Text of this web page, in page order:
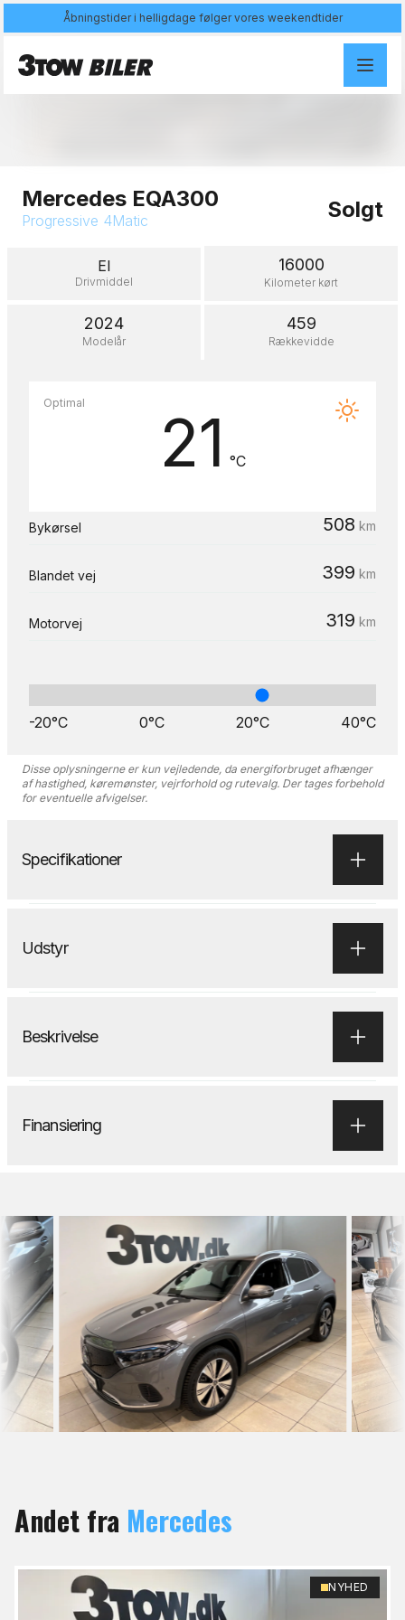
Åbningstider i helligdage følger vores weekendtider
Åben galleri
Mercedes EQA300
Progressive 4Matic Solgt
El
Drivmiddel
16000
Kilometer kørt
2024
Modelår
459
Rækkevidde
Optimal
21 °C
Bykørsel 508 km
Blandet vej 399 km
Motorvej 319 km
-20°C 0°C 20°C 40°C
Disse oplysningerne er kun vejledende, da energiforbruget afhænger
af hastighed, køremønster, vejrforhold og rutevalg. Der tages forbehold
for eventuelle afvigelser.
Specifikationer
Udstyr
Beskrivelse
Finansiering
Andet fra Mercedes
NYHED